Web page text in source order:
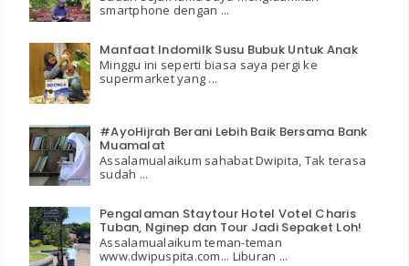
smartphone dengan ...
Manfaat Indomilk Susu Bubuk Untuk Anak
Minggu ini seperti biasa saya pergi ke
supermarket yang ...
#AyoHijrah Berani Lebih Baik Bersama Bank
Muamalat
Assalamualaikum sahabat Dwipita, Tak terasa
sudah ...
Pengalaman Staytour Hotel Votel Charis
Tuban, Nginep dan Tour Jadi Sepaket Loh!
Assalamualaikum teman-teman
www.dwipuspita.com... Liburan ...